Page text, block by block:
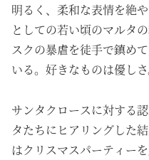
明るく、柔和な表情を絶
としての若い頃のマルタ
スクの暴虐を徒手で鎮め
いる。好きなものは優しさ
サンタクロースに対する
タたちにヒアリングした
はクリスマスパーティー